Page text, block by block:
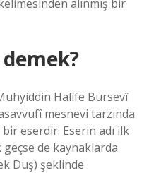
Halife Bursevî
mesnevi tarzında
eserdir. Eserin adı ilk
de kaynaklarda
Duş) şeklinde